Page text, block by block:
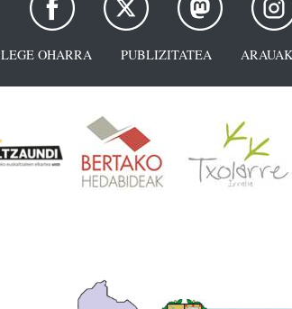
LEGE OHARRA PUBLIZITATEA ARAUAK